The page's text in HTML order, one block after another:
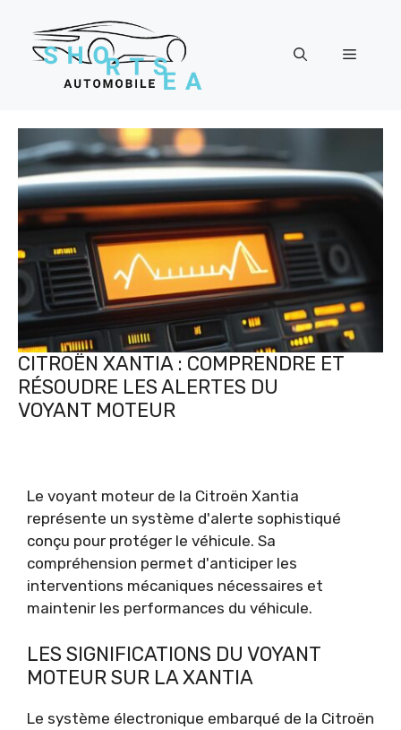
content
Menu
CITROËN XANTIA : COMPRENDRE ET
RÉSOUDRE LES ALERTES DU
VOYANT MOTEUR
Le voyant moteur de la Citroën Xantia
représente un système d'alerte sophistiqué
conçu pour protéger le véhicule. Sa
compréhension permet d'anticiper les
interventions mécaniques nécessaires et
maintenir les performances du véhicule.
LES SIGNIFICATIONS DU VOYANT
MOTEUR SUR LA XANTIA
Le système électronique embarqué de la Citroën